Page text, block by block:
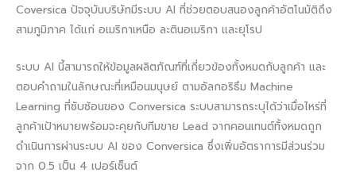
Coversica ปัจจุบันบริษัทมีระบบ AI ที่ช่วยตอบสนองลูกค้าอัตโนมัติถึง
สามภูมิภาค ได้แก่ อเมริกาเหนือ ละตินอเมริกา และยุโรป
ระบบ AI นี้สามารถให้ข้อมูลผลิตภัณฑ์ที่เกี่ยวข้องทั้งหมดกับลูกค้า และ
ตอบคำถามในลักษณะที่เหมือนมนุษย์ ตามอัลกอริธึม Machine
Learning ที่ซับซ้อนของ Conversica ระบบสามารถระบุได้ว่าเมื่อไหร่ที่
ลูกค้าเป้าหมายพร้อมจะคุยกับทีมขาย Lead จากคอนเทนต์ทั้งหมดถูก
ดำเนินการผ่านระบบ AI ของ Conversica ซึ่งเพิ่มอัตราการมีส่วนร่วม
จาก 0.5 เป็น 4 เปอร์เซ็นต์